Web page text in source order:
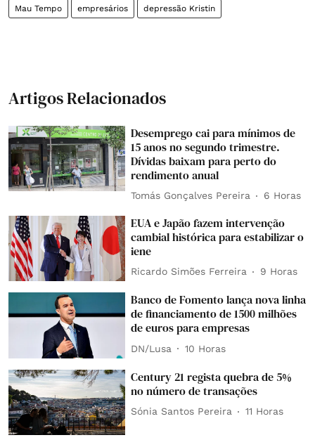
Mau Tempo empresários depressão Kristin
Artigos Relacionados
Desemprego cai para mínimos de
15 anos no segundo trimestre.
Dívidas baixam para perto do
rendimento anual
Tomás Gonçalves Pereira 6 Horas
EUA e Japão fazem intervenção
cambial histórica para estabilizar o
iene
Ricardo Simões Ferreira 9 Horas
Banco de Fomento lança nova linha
de financiamento de 1500 milhões
de euros para empresas
DN/Lusa 10 Horas
Century 21 regista quebra de 5%
no número de transações
Sónia Santos Pereira 11 Horas